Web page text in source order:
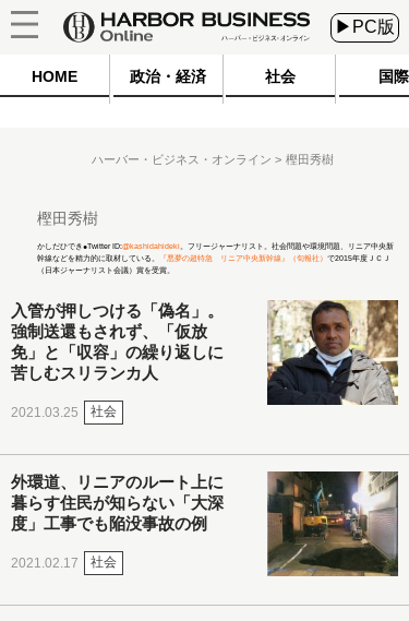
▶PC版
HOME 政治・経済 社会 国際
ハーバー・ビジネス・オンライン 樫田秀樹
樫田秀樹
かしだひでき●Twitter ID:@kashidahideki
。フリージャーナリスト。社会問題や環境問題、リニア中央新
幹線などを精力的に取材している。
『悪夢の超特急 リニア中央新幹線』（旬報社） で2015年度ＪＣＪ
（日本ジャーナリスト会議）賞を受賞。
入管が押しつける「偽名」。
強制送還もされず、「仮放
免」と「収容」の繰り返しに
苦しむスリランカ人
2021.03.25 社会
外環道、リニアのルート上に
暮らす住民が知らない「大深
度」工事でも陥没事故の例
2021.02.17 社会